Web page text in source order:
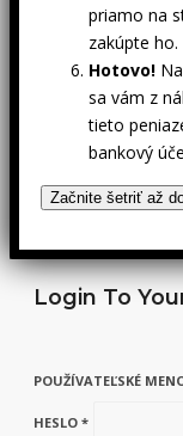
priamo na
zakúpte ho.
Hotovo!
sa vám z
tieto
bankový
Začnite šetriť až
Login To
POUŽÍVATEĽSKÉ
HESLO *